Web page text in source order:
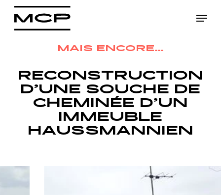
Skip
Menu
MAIS ENCORE…
RECONSTRUCTION
D’UNE SOUCHE DE
CHEMINÉE D’UN
IMMEUBLE
HAUSSMANNIEN